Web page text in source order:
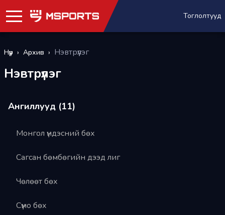
Тоглолтууд
Нүүр › Архив › Нэвтрүүлэг
Нэвтрүүлэг
Ангиллууд (11)
Монгол үндэсний бөх
Сагсан бөмбөгийн дээд лиг
Чөлөөт бөх
Сүмо бөх